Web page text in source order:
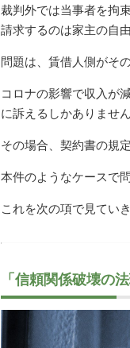
裁判外では当事者を拘
請求するのは家主の自
問題は、賃借人側がそ
コロナの影響で収入が
に訴えるしかありません
その場合、契約書の規
本件のようなケースで
これを次の項で見ていき
「信頼関係破壊の